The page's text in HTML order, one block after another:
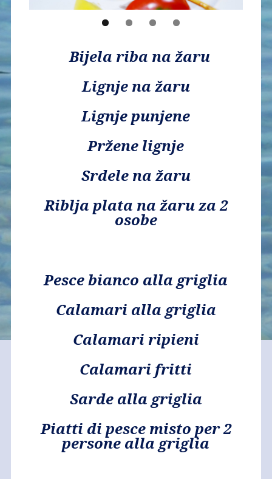
Bijela riba na žaru
Lignje na žaru
Lignje punjene
Pržene lignje
Srdele na žaru
Riblja plata na žaru za 2
osobe
Pesce bianco alla griglia
Calamari alla griglia
Calamari ripieni
Calamari fritti
Sarde alla griglia
Piatti di pesce misto per 2
persone alla griglia